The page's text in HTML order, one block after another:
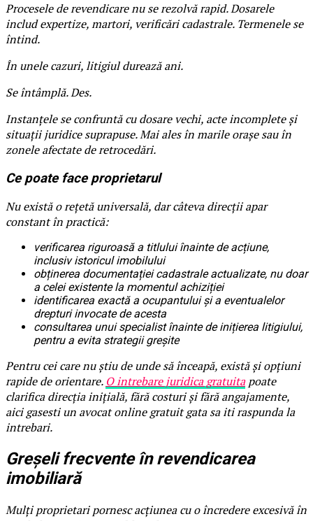
Procesele de revendicare nu se rezolvă rapid. Dosarele
includ expertize, martori, verificări cadastrale. Termenele se
întind.
În unele cazuri, litigiul durează ani.
Se întâmplă. Des.
Instanțele se confruntă cu dosare vechi, acte incomplete și
situații juridice suprapuse. Mai ales în marile orașe sau în
zonele afectate de retrocedări.
Ce poate face proprietarul
Nu există o rețetă universală, dar câteva direcții apar
constant în practică:
verificarea riguroasă a titlului înainte de acțiune,
inclusiv istoricul imobilului
obținerea documentației cadastrale actualizate, nu doar
a celei existente la momentul achiziției
identificarea exactă a ocupantului și a eventualelor
drepturi invocate de acesta
consultarea unui specialist înainte de inițierea litigiului,
pentru a evita strategii greșite
Pentru cei care nu știu de unde să înceapă, există și opțiuni
rapide de orientare. O intrebare juridica gratuitapoate
clarifica direcția inițială, fără costuri și fără angajamente,
aici gasesti un avocat online gratuit gata sa iti raspunda la
intrebari.
Greșeli frecvente în revendicarea
imobiliară
Mulți proprietari pornesc acțiunea cu o încredere excesivă în